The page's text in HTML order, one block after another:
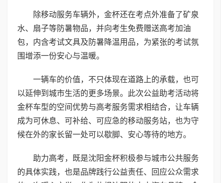
除移动服务车辆外，金杯还在考点外准备了矿泉
水、扇子等防暑物品，并向考生免费赠送高考加油
包，内含考试文具及防暑降温用品，为紧张的考试氛
围增添一份安心与温暖。
一辆车的价值，不只体现在道路上的承载，也可
以延伸到城市生活的更多场景。此次公益助考活动将
金杯车型的空间优势与高考服务需求相结合，让车辆
成为可休息、可补给、可应急的移动服务站，也为守
候在外的家长留一处可以歇脚、安心等待的地方。
助力高考，既是沈阳金杯积极参与城市公共服务
的具体实践，也是品牌践行公益责任、回应公众需求